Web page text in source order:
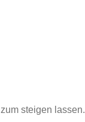
steigen lassen.